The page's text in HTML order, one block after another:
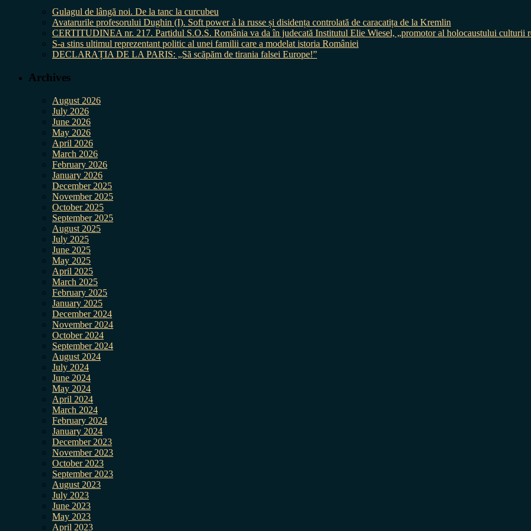
Gulagul de lângă noi. De la tanc la curcubeu
Avatarurile profesorului Dughin (I). Soft power à la russe și disidența controlată de caracatița de la Kremlin
CERTITUDINEA nr. 217. Partidul S.O.S. România va da în judecată Institutul Elie Wiesel, „promotor al holocaustului culturii
S-a stins ultimul reprezentant politic al unei familii care a modelat istoria României
DECLARAȚIA DE LA PARIS: „Să scăpăm de tirania falsei Europe!”
Archives
August 2026
July 2026
June 2026
May 2026
April 2026
March 2026
February 2026
January 2026
December 2025
November 2025
October 2025
September 2025
August 2025
July 2025
June 2025
May 2025
April 2025
March 2025
February 2025
January 2025
December 2024
November 2024
October 2024
September 2024
August 2024
July 2024
June 2024
May 2024
April 2024
March 2024
February 2024
January 2024
December 2023
November 2023
October 2023
September 2023
August 2023
July 2023
June 2023
May 2023
April 2023